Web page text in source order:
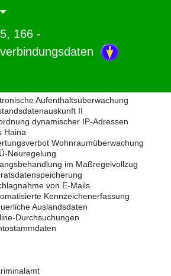
166 -
),Druckversion(Seiten)
Aufenthaltsüberwachung
II
dynamischer IP-Adressen
Haina
Wohnraumüberwachung
Neuregelung
im Maßregelvollzug
von E-Mails
Kennzeichenerfassung
Auslandsdaten
Durchsuchungen